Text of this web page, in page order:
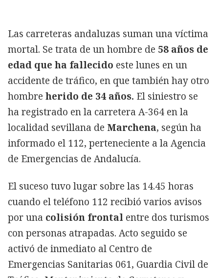
Las carreteras andaluzas suman una víctima
mortal. Se trata de un hombre de 58 años de
edad que ha fallecido este lunes en un
accidente de tráfico, en que también hay otro
hombre herido de 34 años. El siniestro se
ha registrado en la carretera A-364 en la
localidad sevillana de Marchena, según ha
informado el 112, perteneciente a la Agencia
de Emergencias de Andalucía.
El suceso tuvo lugar sobre las 14.45 horas
cuando el teléfono 112 recibió varios avisos
por una colisión frontal entre dos turismos
con personas atrapadas. Acto seguido se
activó de inmediato al Centro de
Emergencias Sanitarias 061, Guardia Civil de